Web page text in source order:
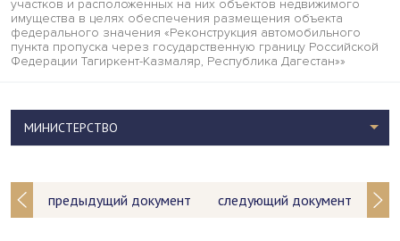
участков и расположенных на них объектов недвижимого
имущества в целях обеспечения размещения объекта
федерального значения «Реконструкция автомобильного
пункта пропуска через государственную границу Российской
Федерации Тагиркент-Казмаляр, Республика Дагестан»»
предыдущий документ следующий документ
МИНИСТЕРСТВО